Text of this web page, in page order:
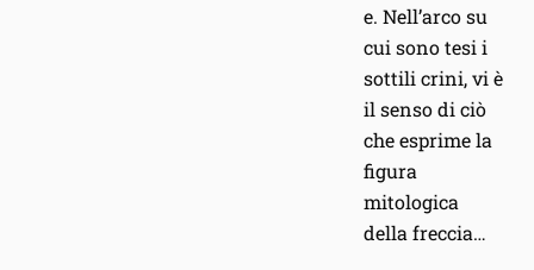
e. Nell’arco su
cui sono tesi i
sottili crini, vi è
il senso di ciò
che esprime la
figura
mitologica
della freccia…